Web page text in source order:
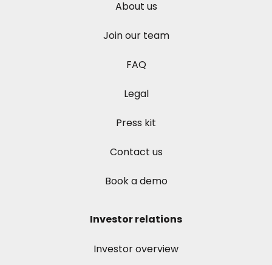
About us
Join our team
FAQ
Legal
Press kit
Contact us
Book a demo
Investor relations
Investor overview